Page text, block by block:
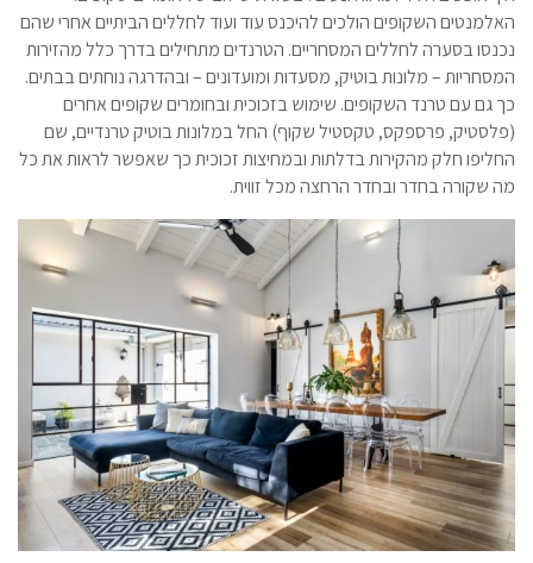
האלמנטים השקופים הולכים להיכנס עוד ועוד לחללים הביתיים אחרי שהם
נכנסו בסערה לחללים המסחריים. הטרנדים מתחילים בדרך כלל מהזירות
המסחריות – מלונות בוטיק, מסעדות ומועדונים – ובהדרגה נוחתים בבתים.
כך גם עם טרנד השקופים. שימוש בזכוכית ובחומרים שקופים אחרים
(פלסטיק, פרספקס, טקסטיל שקוף) החל במלונות בוטיק טרנדיים, שם
החליפו חלק מהקירות בדלתות ובמחיצות זכוכית כך שאפשר לראות את כל
מה שקורה בחדר ובחדר הרחצה מכל זווית.